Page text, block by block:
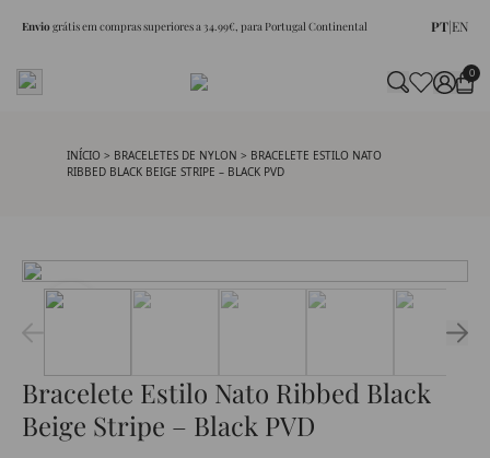
Enviográtis em compras superiores a 34.99€, para Portugal Continental PT|EN
0
INÍCIO > BRACELETES DE NYLON > BRACELETE ESTILO NATO
RIBBED BLACK BEIGE STRIPE – BLACK PVD
Bracelete Estilo Nato Ribbed Black
Beige Stripe – Black PVD